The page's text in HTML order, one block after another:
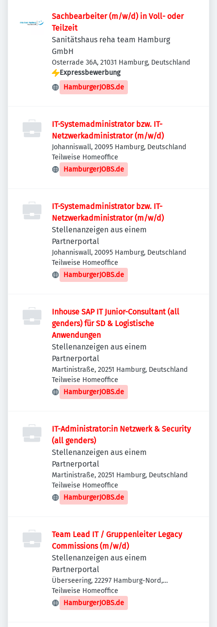
Sachbearbeiter (m/w/d) in Voll- oder
Teilzeit
Sanitätshaus reha team Hamburg
GmbH
Osterrade 36A, 21031 Hamburg, Deutschland
Expressbewerbung
HamburgerJOBS.de
IT-Systemadministrator bzw. IT-
Netzwerkadministrator (m/w/d)
Johanniswall, 20095 Hamburg, Deutschland
Teilweise Homeoffice
HamburgerJOBS.de
IT-Systemadministrator bzw. IT-
Netzwerkadministrator (m/w/d)
Stellenanzeigen aus einem
Partnerportal
Johanniswall, 20095 Hamburg, Deutschland
Teilweise Homeoffice
HamburgerJOBS.de
Inhouse SAP IT Junior-Consultant (all
genders) für SD & Logistische
Anwendungen
Stellenanzeigen aus einem
Partnerportal
Martinistraße, 20251 Hamburg, Deutschland
Teilweise Homeoffice
HamburgerJOBS.de
IT-Administrator:in Netzwerk & Security
(all genders)
Stellenanzeigen aus einem
Partnerportal
Martinistraße, 20251 Hamburg, Deutschland
Teilweise Homeoffice
HamburgerJOBS.de
Team Lead IT / Gruppenleiter Legacy
Commissions (m/w/d)
Stellenanzeigen aus einem
Partnerportal
Überseering, 22297 Hamburg-Nord,
Deutschland
Teilweise Homeoffice
HamburgerJOBS.de